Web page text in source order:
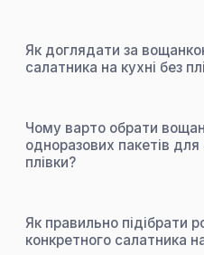
Як доглядати за
салатника на кухні без
Чому варто обрати
одноразових пакетів для
плівки?
Як правильно підібрати
конкретного салатника